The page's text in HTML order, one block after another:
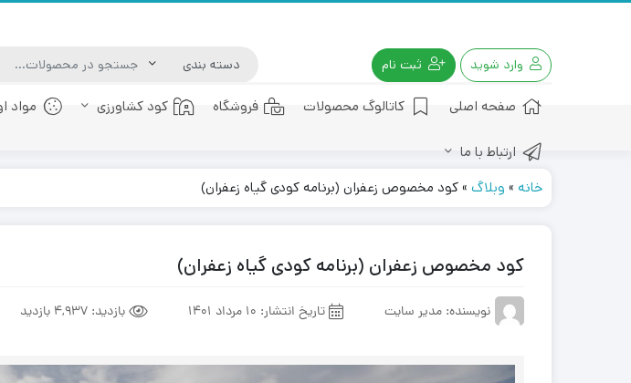
وارد شوید ثبت نام
صفحه اصلی کاتالوگ محصولات فروشگاه کود کشاورزی مواد
ارتباط با ما
خانه » وبلاگ »کود مخصوص زعفران (برنامه کودی گیاه زعفران)
کود مخصوص زعفران (برنامه کودی گیاه زعفران)
نویسنده: مدیر سایت تاریخ انتشار: 10 مرداد 1401 بازدید: 4,937 بازدید